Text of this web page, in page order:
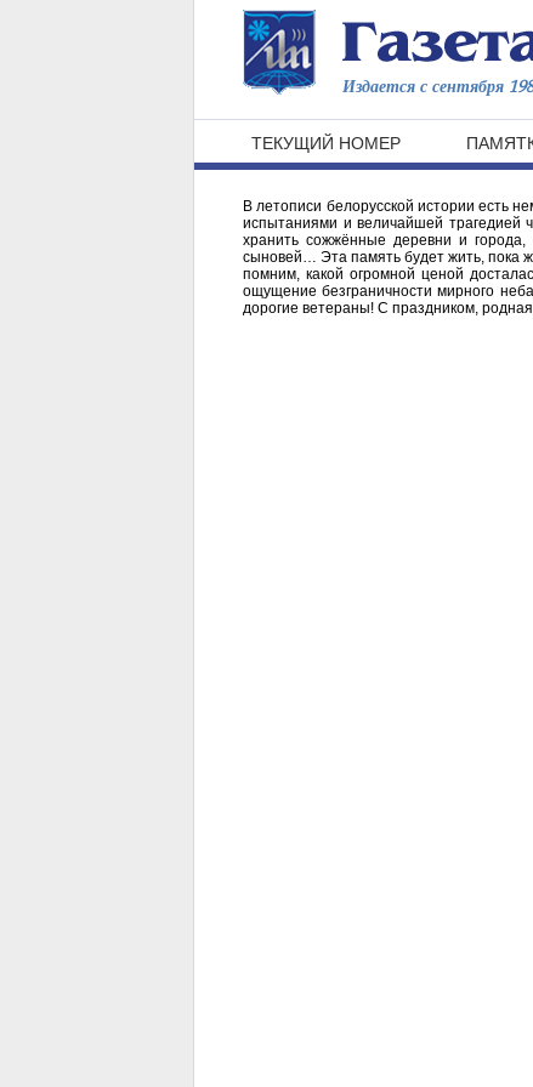
Издается с сентября
ТЕКУЩИЙ НОМЕР
В летописи белорусской истории есть
испытаниями и величайшей трагедией
хранить сожжённые деревни и
сыновей… Эта память будет жить, пока
помним, какой огромной ценой
ощущение безграничности мирного
дорогие ветераны! С праздником,